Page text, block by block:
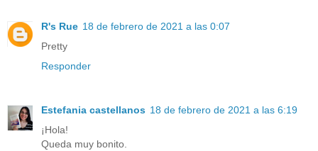
R's Rue 18 de febrero de 2021 a las 0:07
Pretty
Responder
Estefania castellanos 18 de febrero de 2021 a las 6:19
¡Hola!
Queda muy bonito.